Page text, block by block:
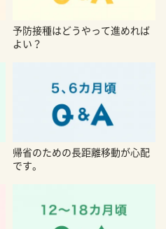
予防接種はどうやって進めれば
よい？
帰省のための長距離移動が心配
です。